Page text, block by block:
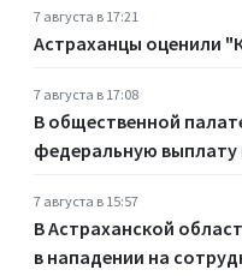
7 августа в 17:21
Астраханцы оценили
7 августа в 17:08
В общественной
федеральную
7 августа в 15:57
В Астраханской
в нападении на